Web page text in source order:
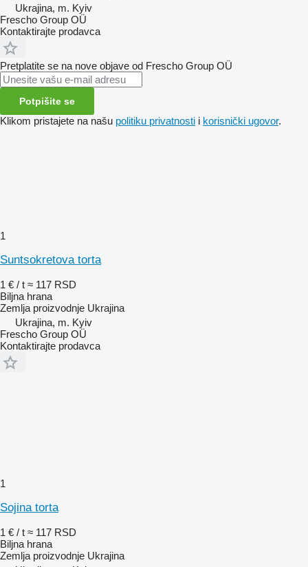
Ukrajina, m. Kyiv
Frescho Group OÜ
Kontaktirajte prodavca
Pretplatite se na nove objave od Frescho Group OÜ
Potpišite se
Klikom pristajete na našu politiku privatnosti i korisnički ugovor.
1
Suntsokretova torta
1 € / t ≈ 117 RSD
Biljna hrana
Zemlja proizvodnje Ukrajina
Ukrajina, m. Kyiv
Frescho Group OÜ
Kontaktirajte prodavca
1
Soјina torta
1 € / t ≈ 117 RSD
Biljna hrana
Zemlja proizvodnje Ukrajina